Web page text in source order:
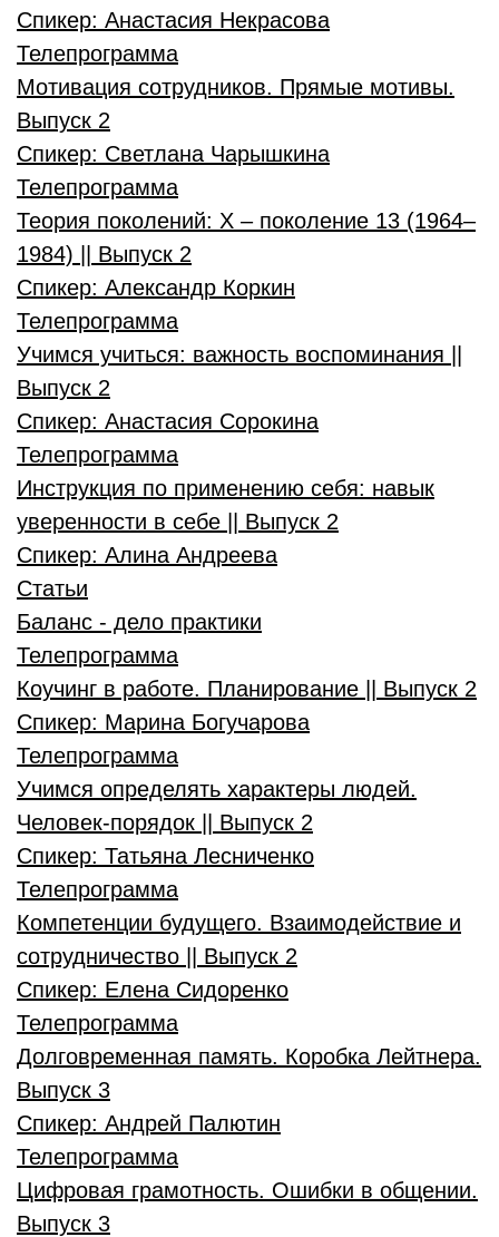
Спикер: Анастасия Некрасова
Телепрограмма
Мотивация сотрудников. Прямые мотивы.
Выпуск 2
Спикер: Светлана Чарышкина
Телепрограмма
Теория поколений: X – поколение 13 (1964–
1984) || Выпуск 2
Спикер: Александр Коркин
Телепрограмма
Учимся учиться: важность воспоминания ||
Выпуск 2
Спикер: Анастасия Сорокина
Телепрограмма
Инструкция по применению себя: навык
уверенности в себе || Выпуск 2
Спикер: Алина Андреева
Статьи
Баланс - дело практики
Телепрограмма
Коучинг в работе. Планирование || Выпуск 2
Спикер: Марина Богучарова
Телепрограмма
Учимся определять характеры людей.
Человек-порядок || Выпуск 2
Спикер: Татьяна Лесниченко
Телепрограмма
Компетенции будущего. Взаимодействие и
сотрудничество || Выпуск 2
Спикер: Елена Сидоренко
Телепрограмма
Долговременная память. Коробка Лейтнера.
Выпуск 3
Спикер: Андрей Палютин
Телепрограмма
Цифровая грамотность. Ошибки в общении.
Выпуск 3